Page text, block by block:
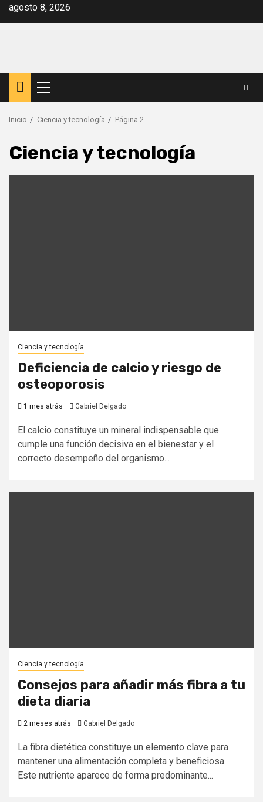
Saltar
agosto 8, 2026
Menú
principal
Inicio Ciencia y tecnología Página 2
Ciencia y tecnología
Ciencia y tecnología
Deficiencia de calcio y riesgo de
osteoporosis
1 mes atrás Gabriel Delgado
El calcio constituye un mineral indispensable que
cumple una función decisiva en el bienestar y el
correcto desempeño del organismo...
Ciencia y tecnología
Consejos para añadir más fibra a tu
dieta diaria
2 meses atrás Gabriel Delgado
La fibra dietética constituye un elemento clave para
mantener una alimentación completa y beneficiosa.
Este nutriente aparece de forma predominante...